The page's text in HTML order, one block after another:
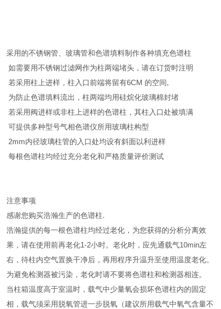
采用的不锈钢管、玻璃管和色谱填料制作各种填充色谱柱
如需要用不锈钢过滤网作为柱两端堵头，请在订货时注明
若采用柱上进样，柱入口前端将留有6CM 的空间,
为防止色谱填料流出，柱两端均用硅烷化玻璃棉封堵
若采用阀进样或非柱上进样的色谱柱，其柱入口处被填满
可提供多种型号气相色谱仪所用玻璃柱构型
2mm内径玻璃柱管的入口处均设有斜面以利进样
每根色谱柱均经过充分老化和严格质量评价测试
注意事项
感谢您购买浩瀚生产的色谱柱.
浩瀚提供的每一根色谱柱均经过老化，为您获得的分析分离效
果，请在使用前再老化1-2小时。老化时，应先通载气10min左
右，待柱内空气置换干净后，再用程序升温升至使用温度老化。
为避免检测器被污染，老化时请不要将色谱柱和检测器相连。
当柱箱温度高于室温时，载气中少量氧会损坏色谱柱内的固定
相，载气须采用脱氧管进一步脱氧（建议所用载气中氧气含量不